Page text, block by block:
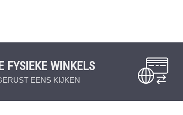
FYSIEKE WINKELS
EENS KIJKEN